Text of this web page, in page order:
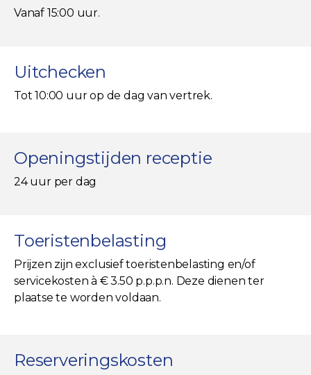
Vanaf 15:00 uur.
Uitchecken
Tot 10:00 uur op de dag van vertrek.
Openingstijden receptie
24 uur per dag
Toeristenbelasting
Prijzen zijn exclusief toeristenbelasting en/of
servicekosten à € 3.50 p.p.p.n. Deze dienen ter
plaatse te worden voldaan.
Reserveringskosten